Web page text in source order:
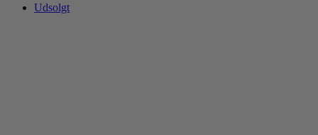
Udsolgt